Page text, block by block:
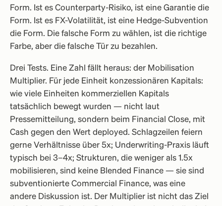
Form. Ist es Counterparty-Risiko, ist eine Garantie die
Form. Ist es FX-Volatilität, ist eine Hedge-Subvention
die Form. Die falsche Form zu wählen, ist die richtige
Farbe, aber die falsche Tür zu bezahlen.
Drei Tests. Eine Zahl fällt heraus: der Mobilisation
Multiplier. Für jede Einheit konzessionären Kapitals:
wie viele Einheiten kommerziellen Kapitals
tatsächlich bewegt wurden — nicht laut
Pressemitteilung, sondern beim Financial Close, mit
Cash gegen den Wert deployed. Schlagzeilen feiern
gerne Verhältnisse über 5x; Underwriting-Praxis läuft
typisch bei 3–4x; Strukturen, die weniger als 1.5x
mobilisieren, sind keine Blended Finance — sie sind
subventionierte Commercial Finance, was eine
andere Diskussion ist. Der Multiplier ist nicht das Ziel